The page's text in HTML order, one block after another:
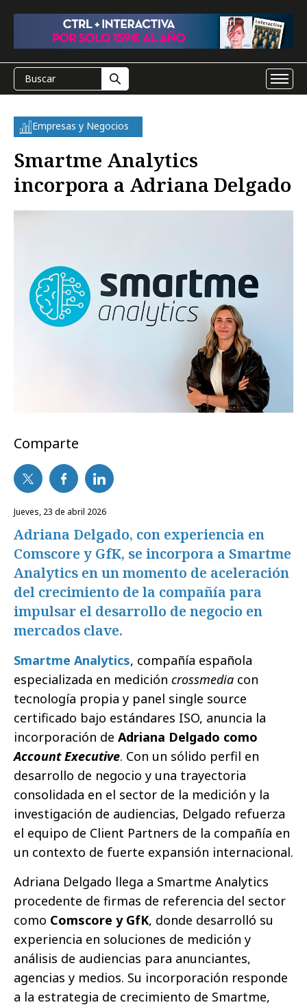
Empresas y Negocios
Smartme Analytics
incorpora a Adriana Delgado
Comparte
jueves, 23 de abril 2026
Adriana Delgado, con experiencia en
Comscore y GfK, se incorpora a Smartme
Analytics en un momento de aceleración
del crecimiento de la compañía para
impulsar el desarrollo de negocio en
mercados clave.
Smartme Analytics, compañía española
especializada en medición crossmedia con
tecnología propia y panel single source
certificado bajo estándares ISO, anuncia la
incorporación de Adriana Delgado como
Account Executive. Con un sólido perfil en
desarrollo de negocio y una trayectoria
consolidada en el sector de la medición y la
investigación de audiencias, Delgado refuerza
el equipo de Client Partners de la compañía en
un contexto de fuerte expansión internacional.
Adriana Delgado llega a Smartme Analytics
procedente de firmas de referencia del sector
como Comscore y GfK, donde desarrolló su
experiencia en soluciones de medición y
análisis de audiencias para anunciantes,
agencias y medios. Su incorporación responde
a la estrategia de crecimiento de Smartme,